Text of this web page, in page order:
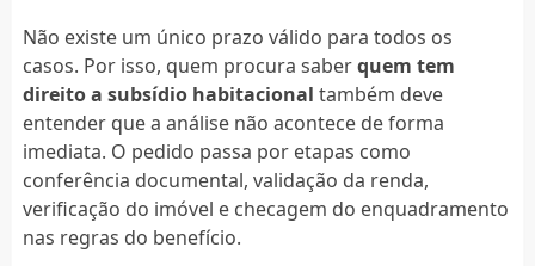
Não existe um único prazo válido para todos os
casos. Por isso, quem procura saberquem tem
direito a subsídio habitacional também deve
entender que a análise não acontece de forma
imediata. O pedido passa por etapas como
conferência documental, validação da renda,
verificação do imóvel e checagem do enquadramento
nas regras do benefício.